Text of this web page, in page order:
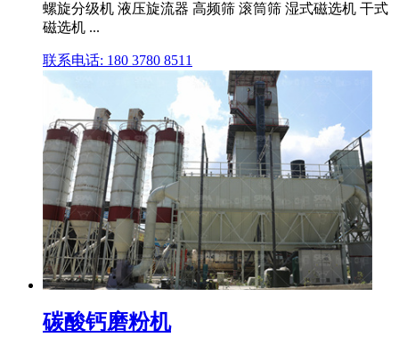
螺旋分级机 液压旋流器 高频筛 滚筒筛 湿式磁选机 干式
磁选机 ...
联系电话: 180 3780 8511
碳酸钙磨粉机